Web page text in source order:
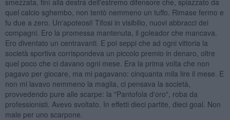
quel calcio sghembo, non tentò nemmeno un tuffo. Rimase fermo e
fu due a zero. Un'apoteosi! Tifosi in visibilio, nuovi abbracci dei
compagni. Ero la promessa mantenuta, il goleador che mancava.
Ero diventato un centravanti. E poi seppi che ad ogni vittoria la
società sportiva corrispondeva un piccolo premio in denaro, oltre
quel poco che ci davano ogni mese. Era la prima volta che non
pagavo per giocare, ma mi pagavano: cinquanta mila lire il mese. E
non mi lavavo nemmeno la maglia, ci pensava la società,
provvedendo pure alle scarpe: la "Pantofola d'oro", roba da
professionisti. Avevo svoltato. In effetti dieci partite, dieci goal. Non
male per uno scarpone.